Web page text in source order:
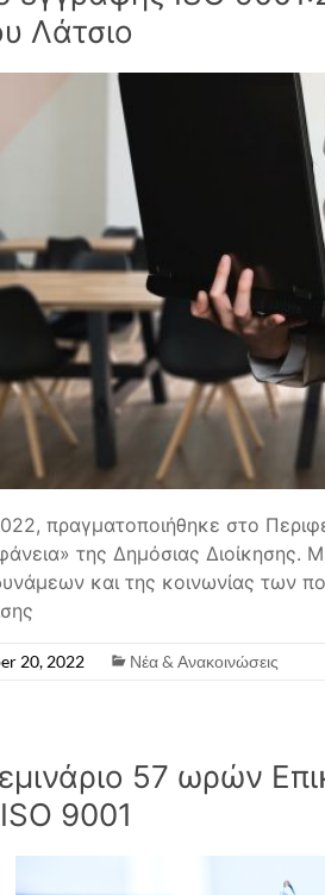
Λάτσιο
πραγματοποιήθηκε στο
της Δημόσιας
και της κοινωνίας των
20, 2022 Νέα & Ανακοινώσεις
57 ωρών
9001